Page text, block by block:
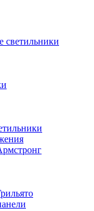
светильники